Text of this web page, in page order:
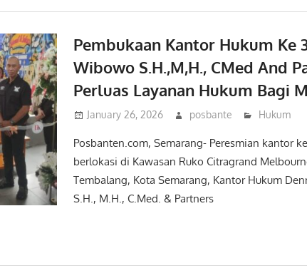
Pembukaan Kantor Hukum Ke
Wibowo S.H.,M,H., CMed And
Perluas Layanan Hukum Bagi
January 26, 2026 posbante Hukum
Posbanten.com, Semarang- Peresmian kantor
berlokasi di Kawasan Ruko Citragrand
Tembalang, Kota Semarang, Kantor Hukum
S.H., M.H., C.Med. & Partners